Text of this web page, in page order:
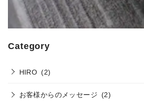
Category
HIRO (2)
お客様からのメッセージ (2)